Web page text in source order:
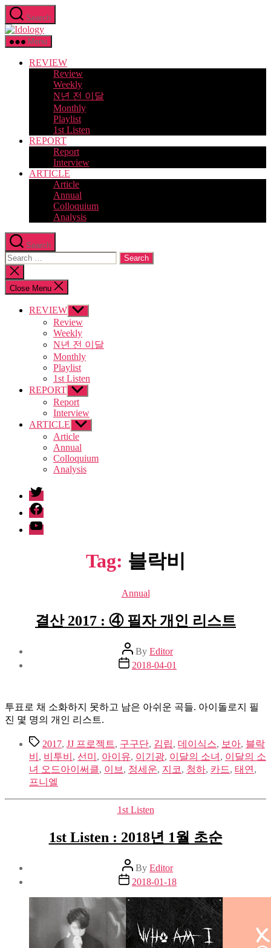
Skip
to
the
content
Search
Idology
Menu
REVIEW
Review
Weekly
N년 전 이달
Monthly
Playlist
1st Listen
REPORT
Report
Interview
ARTICLE
Article
Annual
Colloquium
Analysis
Search
Search
for:
Close
search
Close Menu
REVIEW Show
sub
menu
Review
Weekly
N년 전 이달
Monthly
Playlist
1st Listen
REPORT Show
sub
menu
Report
Interview
ARTICLE Show
sub
menu
Article
Annual
Colloquium
Analysis
twitter
facebook
Youtube
Tag: 블락비
Categories
Annual
결산 2017 : ④ 필자 개인 리스트
Post
author
By Editor
Post
date
2018-04-01
투표로 채 소화하지 못하고 남은 아쉬운 곡들. 아이돌로지 필
진 몇 명의 개인 리스트.
Tags2017, JJ 프로젝트, 구구단, 김립, 데이식스, 보아, 블락
비 , 비투비 , 선미 , 아이유, 이기광, 이달의 소녀 , 이달의 소
녀 오드아이써클, 이브 , 정세운, 지코, 청하, 카드, 태연 ,
프니엘
Categories
1st Listen
1st Listen : 2018년 1월 초순
Post
author
By Editor
Post
date
2018-01-18